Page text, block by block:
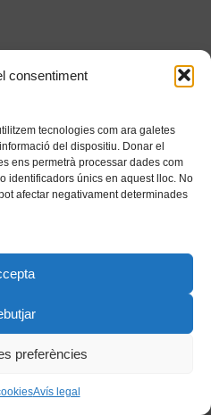
consentiment
tecnologies com ara galetes
del dispositiu. Donar el
ens permetrà processar dades com
identificadors únics en aquest lloc. No
afectar negativament determinades
preferències
Avís legal